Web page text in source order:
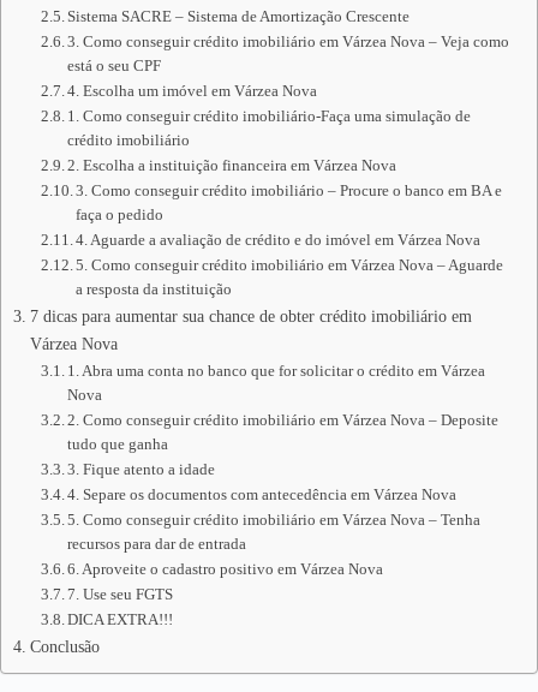
Sistema SACRE – Sistema de Amortização Crescente
3. Como conseguir crédito imobiliário em Várzea Nova – Veja como
está o seu CPF
4. Escolha um imóvel em Várzea Nova
1. Como conseguir crédito imobiliário-Faça uma simulação de
crédito imobiliário
2. Escolha a instituição financeira em Várzea Nova
3. Como conseguir crédito imobiliário – Procure o banco em BA e
faça o pedido
4. Aguarde a avaliação de crédito e do imóvel em Várzea Nova
5. Como conseguir crédito imobiliário em Várzea Nova – Aguarde
a resposta da instituição
7 dicas para aumentar sua chance de obter crédito imobiliário em
Várzea Nova
1. Abra uma conta no banco que for solicitar o crédito em Várzea
Nova
2. Como conseguir crédito imobiliário em Várzea Nova – Deposite
tudo que ganha
3. Fique atento a idade
4. Separe os documentos com antecedência em Várzea Nova
5. Como conseguir crédito imobiliário em Várzea Nova – Tenha
recursos para dar de entrada
6. Aproveite o cadastro positivo em Várzea Nova
7. Use seu FGTS
DICA EXTRA!!!
Conclusão